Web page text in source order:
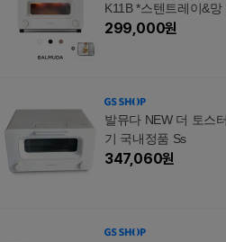
K11B *스텐트레이&망
299,000원
발뮤다 NEW 더 토스
기 국내정품 Ss
347,060원